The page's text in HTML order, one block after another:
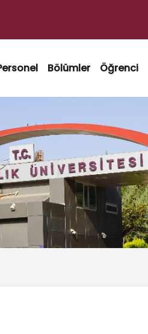
Bölümler Öğrenci